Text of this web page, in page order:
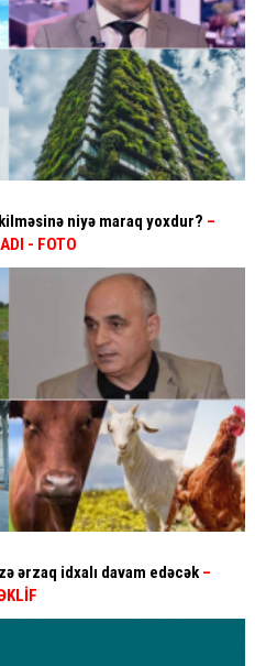
niyə maraq yoxdur? –
- FOTO
ərzaq idxalı davam edəcək–